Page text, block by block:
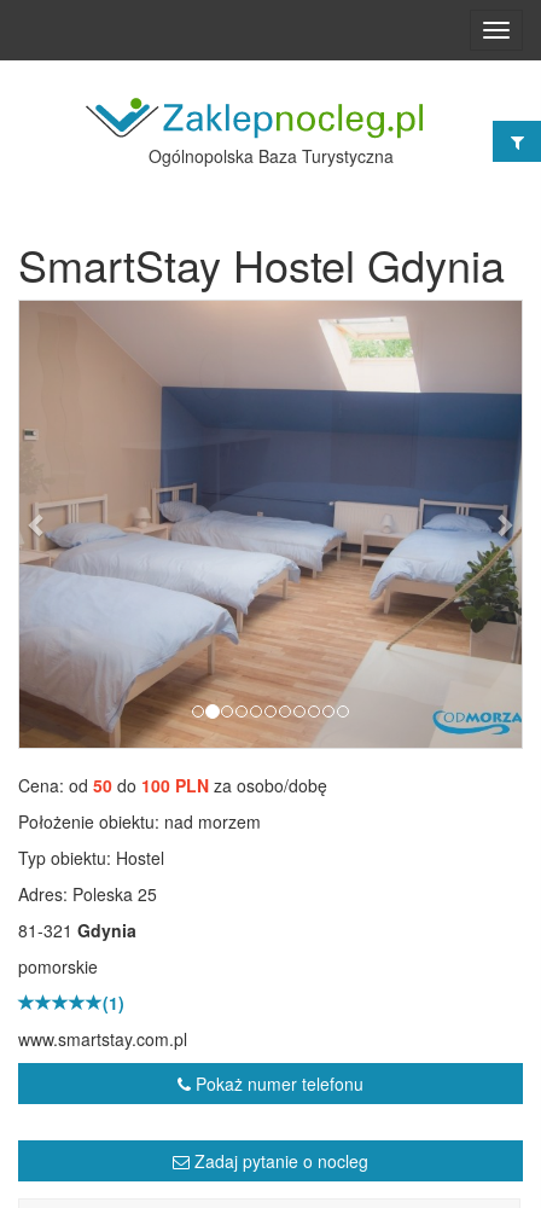
Ogólnopolska Baza Turystyczna
SmartStay Hostel Gdynia
Cena: od 50 do 100 PLN za osobo/dobę
Położenie obiektu: nad morzem
Typ obiektu: Hostel
Adres: Poleska 25
81-321 Gdynia
pomorskie
(1)
www.smartstay.com.pl
Pokaż numer telefonu
Zadaj pytanie o nocleg